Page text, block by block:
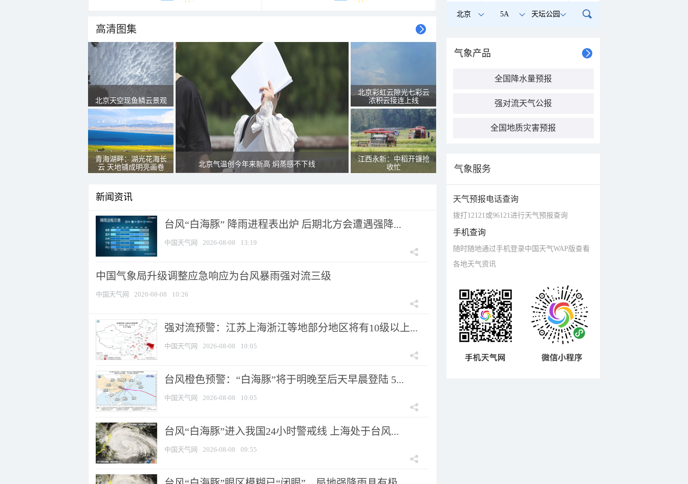
高清图集
北京天空现鱼鳞云景观
青海湖畔：湖光花海长
云 天地铺成明亮画卷
北京气温创今年来新高 焖蒸感不下线
北京彩虹云隙光七彩云
浓积云接连上线
江西永新：中稻开镰抢
收忙
新闻资讯
台风“白海豚” 降雨进程表出炉 后期北方会遭遇强降...
中国天气网 2026-08-08 13:19
中国气象局升级调整应急响应为台风暴雨强对流三级
中国天气网 2026-08-08 10:26
强对流预警：江苏上海浙江等地部分地区将有10级以上...
中国天气网 2026-08-08 10:05
台风橙色预警：“白海豚”将于明晚至后天早晨登陆 5...
中国天气网 2026-08-08 10:05
台风“白海豚”进入我国24小时警戒线 上海处于台风...
中国天气网 2026-08-08 09:55
北京 5A 天坛公园
气象产品
全国降水量预报
强对流天气公报
全国地质灾害预报
气象服务
天气预报电话查询
拨打12121或96121进行天气预报查询
手机查询
随时随地通过手机登录中国天气WAP版查看
各地天气资讯